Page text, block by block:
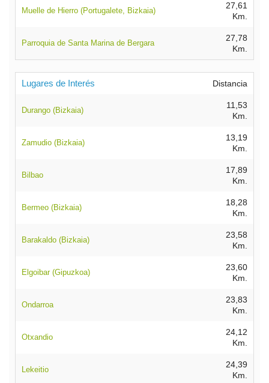
Muelle de Hierro (Portugalete, Bizkaia)
27,61
Km.
Parroquia de Santa Marina de Bergara
27,78
Km.
Lugares de Interés Distancia
Durango (Bizkaia)
11,53
Km.
Zamudio (Bizkaia)
13,19
Km.
Bilbao
17,89
Km.
Bermeo (Bizkaia)
18,28
Km.
Barakaldo (Bizkaia)
23,58
Km.
Elgoibar (Gipuzkoa)
23,60
Km.
Ondarroa
23,83
Km.
Otxandio
24,12
Km.
Lekeitio
24,39
Km.